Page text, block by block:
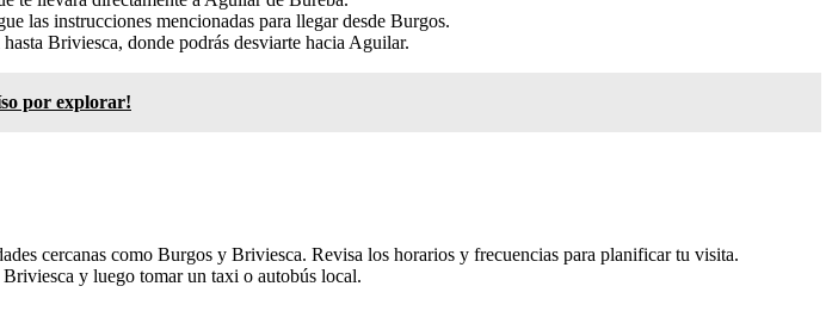
las instrucciones mencionadas para llegar desde Burgos.
Briviesca, donde podrás desviarte hacia Aguilar.
por explorar!
cercanas como Burgos y Briviesca. Revisa los horarios y frecuencias para planificar tu visita.
y luego tomar un taxi o autobús local.